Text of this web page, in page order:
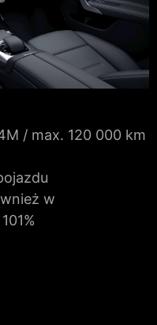
/ max. 120 000 km
w